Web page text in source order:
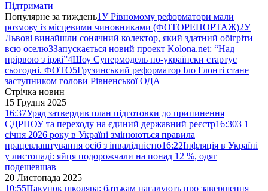
Підтримати
Популярне за тиждень1У Рівномому реформатори мали
розмову із місцевими чиновниками (ФОТОРЕПОРТАЖ)2У
Львові винайшли сонячний колектор, який здатний обігріти
всю оселю3Запускається новий проект Kolona.net: “Над
прірвою з іржі”4Шоу Супермодель по-українски стартує
сьогодні. ФОТО5Грузинський реформатор Іло Глонті стане
заступником голови Рівненської ОДА
Стрічка новин
15 Грудня 2025
16:37Уряд затвердив план підготовки до припинення
ЄДРПОУ та переходу на єдиний державний реєстр16:30З 1
січня 2026 року в Україні змінюються правила
працевлаштування осіб з інвалідністю16:22Інфляція в Україні
у листопаді: яйця подорожчали на понад 12 %, одяг
подешевшав
20 Листопада 2025
10:55Пакунок школяра: батькам нагадують про завершення